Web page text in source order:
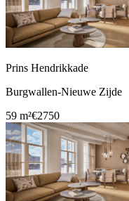
Prins Hendrikkade
Burgwallen-Nieuwe Zijde
59 m²€2750